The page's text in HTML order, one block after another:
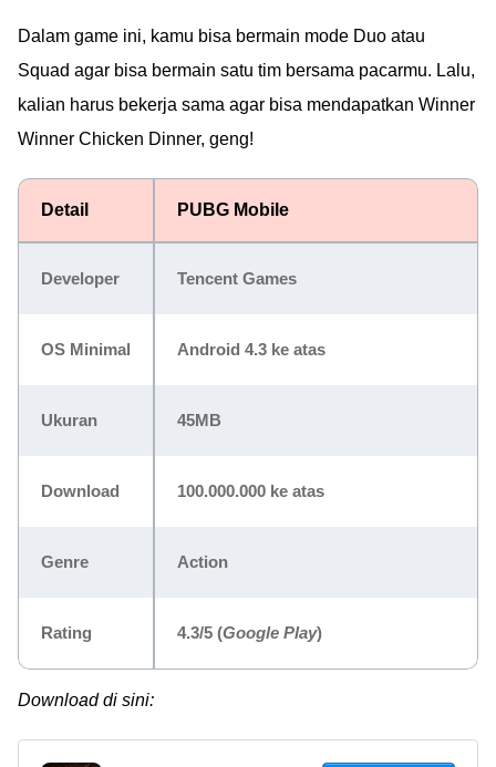
Dalam game ini, kamu bisa bermain mode Duo atau
Squad agar bisa bermain satu tim bersama pacarmu. Lalu,
kalian harus bekerja sama agar bisa mendapatkan Winner
Winner Chicken Dinner, geng!
Detail PUBG Mobile
Developer Tencent Games
OS Minimal Android 4.3 ke atas
Ukuran 45MB
Download 100.000.000 ke atas
Genre Action
Rating 4.3/5 (Google Play)
Download di sini: